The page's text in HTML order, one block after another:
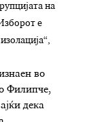
на
е
во
Филипче,
дека